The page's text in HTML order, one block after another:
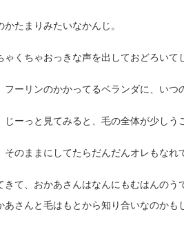
たまりみたいなかんじ。
くちゃおっきな声を出しておどろいて
ーリンのかかってるベランダに、いつ
ーっと見てみると、毛の全体が少しう
のままにしてたらだんだんオレもなれ
きて、おかあさんはなんにもむはんの
あさんと毛はもとから知り合いなのか